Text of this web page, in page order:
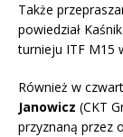
Także
powiedział
turnieju ITF M15
Również w
Janowicz (CKT
przyznaną przez